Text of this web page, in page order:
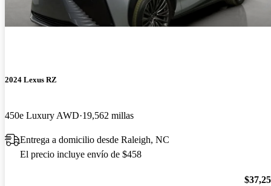
2024 Lexus RZ
450e Luxury AWD 19,562 millas
Entrega a domicilio desde Raleigh, NC
El precio incluye envío de $458